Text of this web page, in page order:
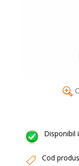
Disponibil
Cod